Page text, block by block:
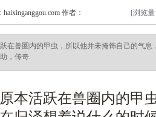
作者： [浏览
在兽圈内的甲虫，所以他并未掩饰自己的气息
，传奇.
本活跃在兽圈内的甲